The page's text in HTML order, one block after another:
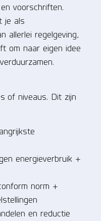
voorschriften.
je als
allerlei regelgeving,
om naar eigen idee
of niveaus. Dit zijn
energieverbruik +
norm +
en reductie